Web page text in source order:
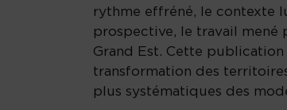
rythme effréné, le contexte
prospective, le travail mené
Grand Est. Cette
transformation des
plus systématiques des